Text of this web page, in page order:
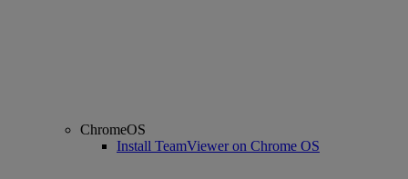
ChromeOS
Install TeamViewer on Chrome OS